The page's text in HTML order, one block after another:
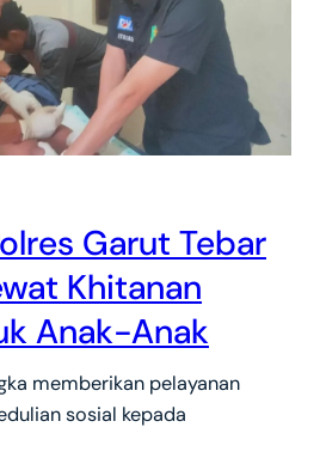
Garut Tebar
Khitanan
Anak-Anak
memberikan pelayanan
sosial kepada